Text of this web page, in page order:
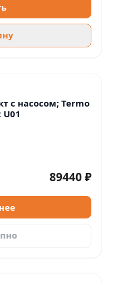
с насосом; Termo
U01
89440 ₽